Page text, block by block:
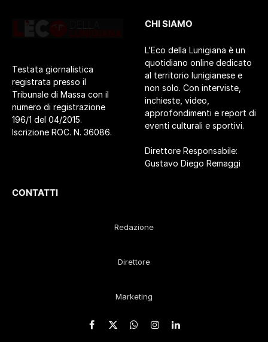
Testata giornalistica
registrata presso il
Tribunale di Massa con il
numero di registrazione
196/1 del 04/2015.
Iscrizione ROC. N. 36086.
CHI SIAMO
L’Eco della Lunigiana è un
quotidiano online dedicato
al territorio lunigianese e
non solo. Con interviste,
inchieste, video,
approfondimenti e report di
eventi culturali e sportivi.
Direttore Responsabile:
Gustavo Diego Remaggi
CONTATTI
Redazione
Direttore
Marketing
Facebook
X
WhatsApp
Instagram
LinkedIn